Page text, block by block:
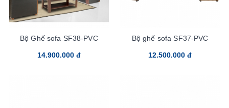
Bộ Ghế sofa SF38-PVC
14.900.000 đ
Bộ ghế sofa SF37-PVC
12.500.000 đ